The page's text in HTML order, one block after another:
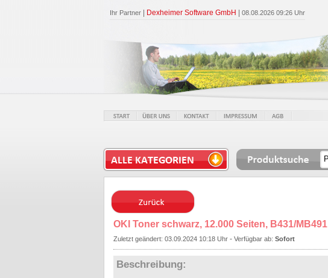
Ihr Partner Dexheimer Software GmbH 08.08.2026 09:26 Uhr
OKI Toner schwarz, 12.000 Seiten, B431/MB491
Zuletzt geändert: 03.09.2024 10:18 Uhr - Verfügbar ab: Sofort
Beschreibung: